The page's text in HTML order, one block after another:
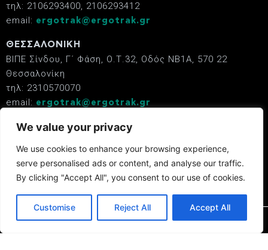
We value your privacy
We use cookies to enhance your browsing experience,
serve personalised ads or content, and analyse our traffic.
By clicking "Accept All", you consent to our use of cookies.
Customise Reject All Accept All
τηλ: 2106293400, 2106293412
email: ergotrak@ergotrak.gr
ΘΕΣΣΑΛΟΝΙΚΗ
ΒΙΠΕ Σίνδου, Γ΄ Φάση, Ο.Τ.32, Οδός ΝΒ1Α, 570 22
Θεσσαλονίκη
τηλ: 2310570070
email: ergotrak@ergotrak.gr
Κατάστημα ERGOTRAK
12245, Αιγάλεω
τηλ: 210 5723470
email: ergotrak@ergotrak.gr